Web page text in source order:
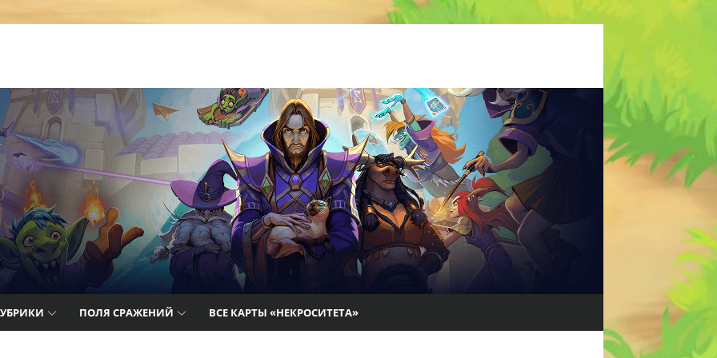
о
ПОЛЯ СРАЖЕНИЙ ВСЕ КАРТЫ «НЕКРОСИТЕТА»